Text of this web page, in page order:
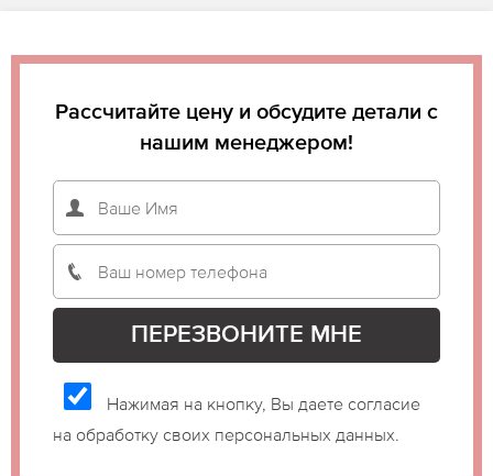
Рассчитайте цену и обсудите детали с
нашим менеджером!
Нажимая на кнопку, Вы даете согласие
на обработку своих персональных данных.